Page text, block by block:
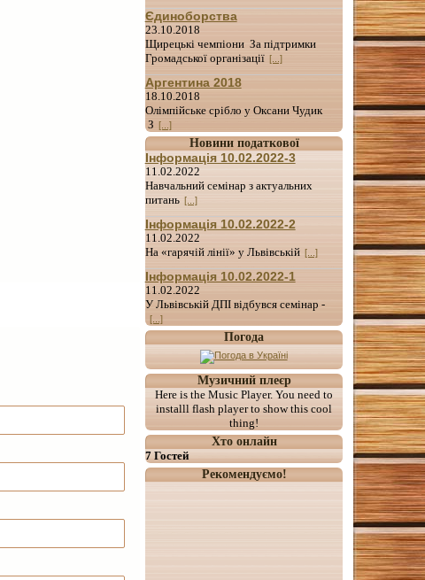
Єдиноборства
23.10.2018
Щирецькі чемпіони За підтримки
Громадської організації [...]
Аргентина 2018
18.10.2018
Олімпійське срібло у Оксани Чудик
З [...]
Новини податкової
Інформація 10.02.2022-3
11.02.2022
Навчальний семінар з актуальних
питань [...]
Інформація 10.02.2022-2
11.02.2022
На «гарячій лінії» у Львівській [...]
Інформація 10.02.2022-1
11.02.2022
У Львівській ДПІ відбувся семінар -
[...]
Погода
Музичний плеєр
Here is the Music Player. You need to
installl flash player to show this cool
thing!
Хто онлайн
7 Гостей
Рекомендуємо!